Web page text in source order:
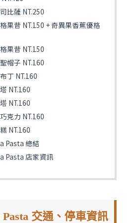
比薩 NT.250
果昔 NT.150 + 奇異果香蕉優格
果昔 NT.150
帽子 NT.160
丁 NT.160
NT.160
NT.160
克力 NT.160
NT.160
Pasta 總結
Pasta 店家資訊
交通、停車資訊